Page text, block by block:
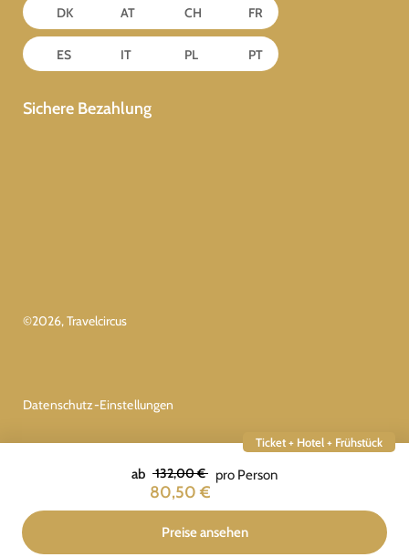
Ticket + Hotel + Frühstück
ab 132,00 €
80,50 €
pro Person
Preise ansehen
DK AT CH FR
ES IT PL PT
Sichere Bezahlung
©2026, Travelcircus
Datenschutz-Einstellungen